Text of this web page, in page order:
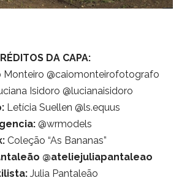
DA CAPA:
Monteiro @caiomonteirofotografo
Isidoro @lucianaisidoro
Letícia Suellen @ls.equus
@wrmodels
Coleção “As Bananas”
@ateliejuliapantaleao
Julia Pantaleão